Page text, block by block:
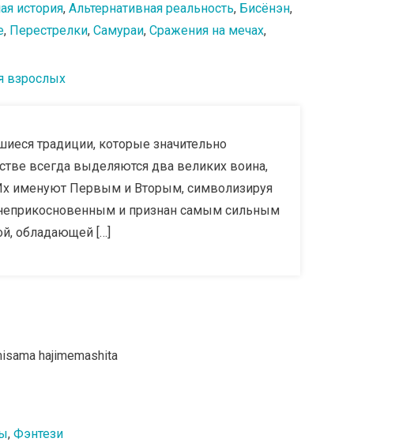
история, Альтернативная реальность, Бисёнэн,
, Перестрелки, Самураи, Сражения на мечах,
взрослых
традиции, которые значительно
всегда выделяются два великих воина,
Их именуют Первым и Вторым, символизируя
и признан самым сильным
обладающей […]
hajimemashita
, Фэнтези